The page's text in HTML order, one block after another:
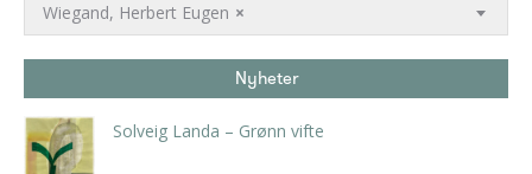
×
Wiegand, Herbert Eugen
Nyheter
Solveig Landa – Grønn vifte